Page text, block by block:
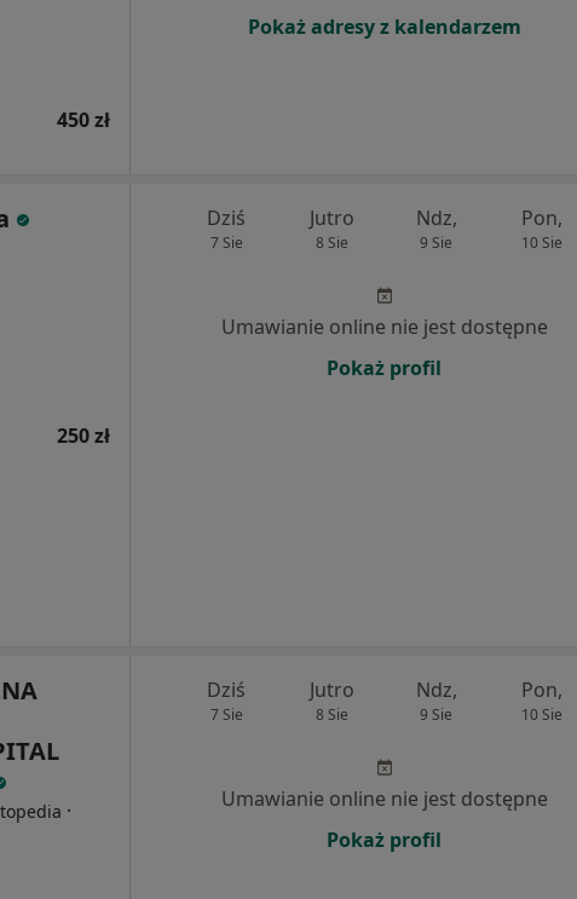
450 zł
Pokaż adresy z kalendarzem
250 zł
Dziś
7 Sie
Jutro
8 Sie
Ndz,
9 Sie
Pon,
10 Sie
Umawianie online nie jest dostępne
Pokaż profil
·
Dziś
7 Sie
Jutro
8 Sie
Ndz,
9 Sie
Pon,
10 Sie
Umawianie online nie jest dostępne
Pokaż profil